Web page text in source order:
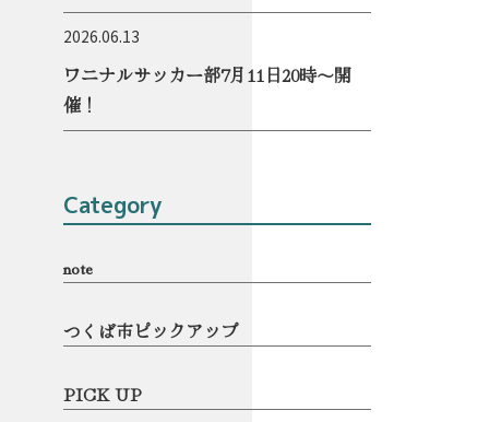
2026.06.13
ワニナルサッカー部7月11日20時〜開
催！
Category
note
つくば市ピックアップ
PICK UP